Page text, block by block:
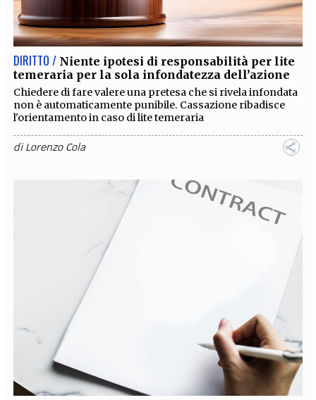
EXTRA
CODICI RUBRICHE LIBRI PROCEEDINGS PUBBLICITÀ CONTATTI
SOCIAL MEDIA
DIRITTO / Niente ipotesi di responsabilità per lite
temeraria per la sola infondatezza dell’azione
Chiedere di fare valere una pretesa che si rivela infondata
non è automaticamente punibile. Cassazione ribadisce
l'orientamento in caso di lite temeraria
diLorenzo Cola